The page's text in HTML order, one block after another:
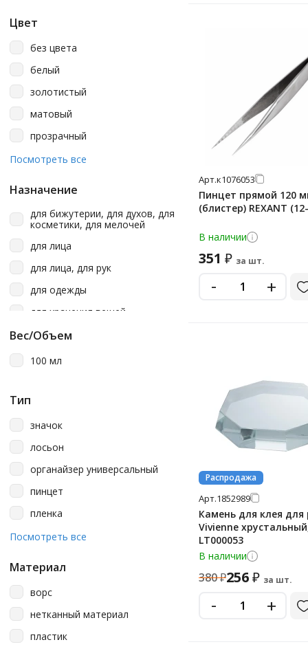
Цвет
без цвета
белый
золотистый
матовый
прозрачный
серебристый
Посмотреть все
Назначение
для бижутерии, для духов, для
косметики, для мелочей
для лица
для лица, для рук
для одежды
для хранения вещей
Вес/Объем
100 мл
Тип
значок
лосьон
органайзер универсальный
пинцет
пленка
расческа
щетка
Посмотреть все
Материал
ворс
нетканный материал
пластик
Арт.к1076053
Пинцет прямой 120
(блистер) REXANT
В наличии
351 ₽ за шт.
- +
Распродажа
Арт.1852989
Камень для клея для
Vivienne
LT000053
В наличии
380₽256₽ за шт.
- +